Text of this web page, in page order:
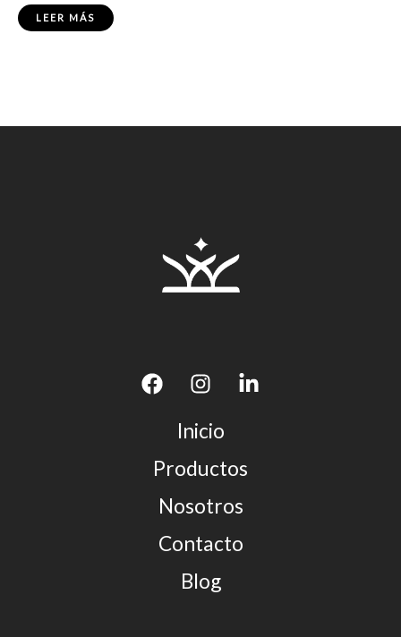
LEER MÁS
Inicio
Productos
Nosotros
Contacto
Blog